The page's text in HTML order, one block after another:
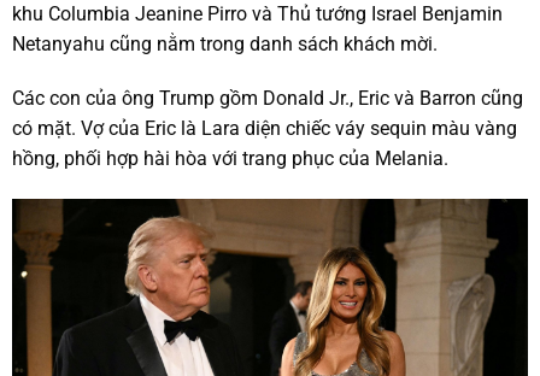
khu Columbia Jeanine Pirro và Thủ tướng Israel Benjamin
Netanyahu cũng nằm trong danh sách khách mời.
Các con của ông Trump gồm Donald Jr., Eric và Barron cũng
có mặt. Vợ của Eric là Lara diện chiếc váy sequin màu vàng
hồng, phối hợp hài hòa với trang phục của Melania.